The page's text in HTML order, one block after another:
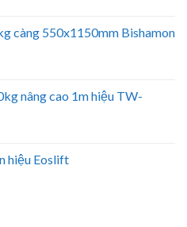
càng 550x1150mm Bishamon
nâng cao 1m hiệu TW-
hiệu Eoslift